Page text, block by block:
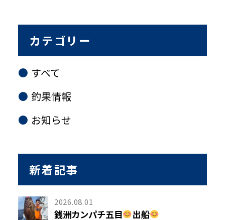
カテゴリー
すべて
釣果情報
お知らせ
新着記事
2026.08.01
銭洲カンパチ五目 出船